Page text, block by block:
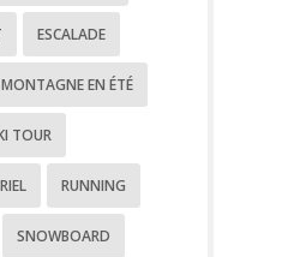
ESCALADE
EN ÉTÉ
TOUR
RUNNING
SNOWBOARD